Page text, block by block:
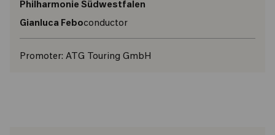
Philharmonie Südwestfalen
Gianluca Feboconductor
Promoter: ATG Touring GmbH